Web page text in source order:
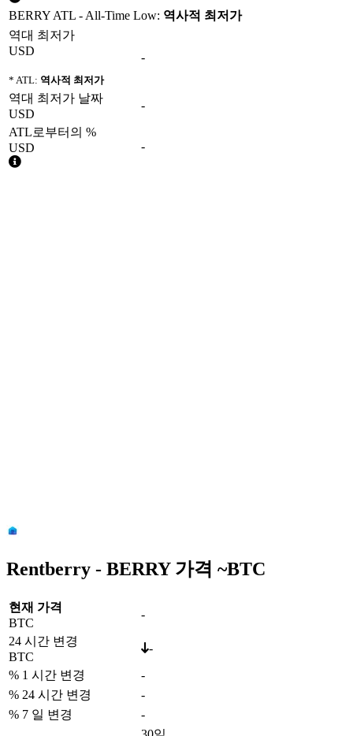
BERRY ATL - All-Time Low: 역사적 최저가
역대 최저가
USD
* ATL: 역사적 최저가
-
역대 최저가 날짜
USD
-
ATL로부터의 %
USD
-
Rentberry - BERRY 가격 ~BTC
현재 가격
BTC
-
24 시간 변경
BTC
-
% 1 시간 변경
-
% 24 시간 변경
-
% 7 일 변경
-